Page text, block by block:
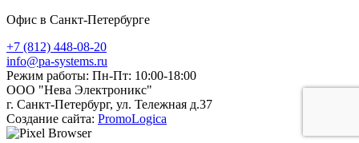
Офис в Санкт-Петербурге
+7 (812) 448-08-20
info@pa-systems.ru
Режим работы: Пн-Пт: 10:00-18:00
ООО "Нева Электроникс"
г. Санкт-Петербург, ул. Тележная д.37
Создание сайта: PromoLogica